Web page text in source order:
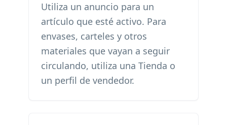
Utiliza un anuncio para un
artículo que esté activo. Para
envases, carteles y otros
materiales que vayan a seguir
circulando, utiliza una Tienda o
un perfil de vendedor.